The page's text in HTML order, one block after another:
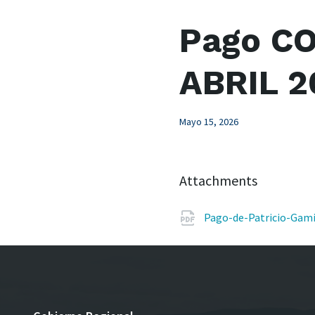
Pago
ABRIL
Mayo 15, 2026
Attachments
Pago-de-Patricio-